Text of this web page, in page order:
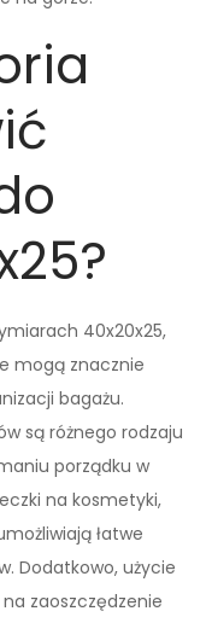
40x20x25,
mogą znacznie
bagażu.
są różnego rodzaju
porządku w
na kosmetyki,
łatwe
Dodatkowo, użycie
zaoszczędzenie